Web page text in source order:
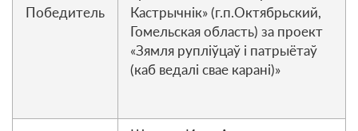
Победитель
Кастрычнік» (г.п.Октябрьский,
Гомельская область) за проект
«Зямля рупліўцаў і патрыётаў
(каб ведалі свае карані)»